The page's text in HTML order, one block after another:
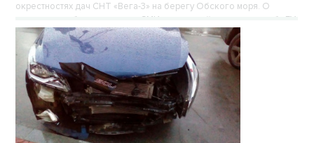
окрестностях дач СНТ «Вега-3» на берегу Обского моря. О
трагедии сообщили местные СМИ со ссылкой на пресс-службу ГУ
МВД России по Новосибирской области.